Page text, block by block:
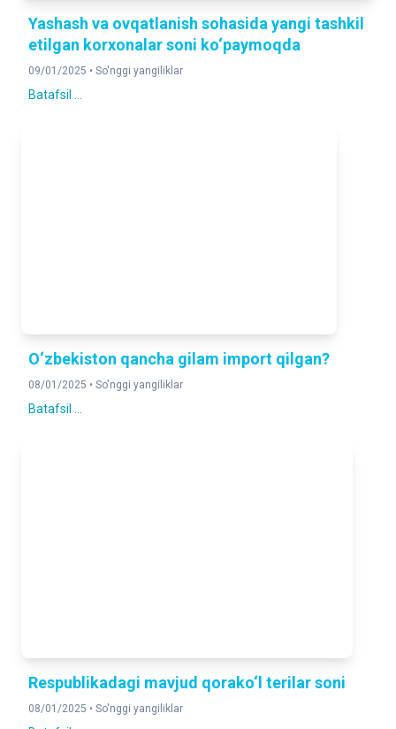
Yashash va ovqatlanish sohasida yangi tashkil
etilgan korxonalar soni ko‘paymoqda
09/01/2025 • So'nggi yangiliklar
Batafsil ...
O‘zbekiston qancha gilam import qilgan?
08/01/2025 • So'nggi yangiliklar
Batafsil ...
Respublikadagi mavjud qorako‘l terilar soni
08/01/2025 • So'nggi yangiliklar